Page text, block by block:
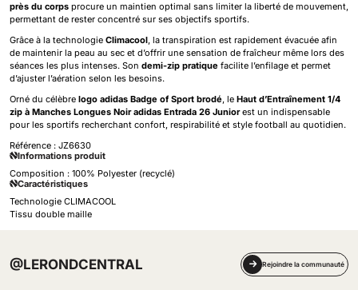
près du corps procure un maintien optimal sans limiter la liberté de mouvement,
permettant de rester concentré sur ses objectifs sportifs.
Grâce à la technologie Climacool, la transpiration est rapidement évacuée afin
de maintenir la peau au sec et d’offrir une sensation de fraîcheur même lors des
séances les plus intenses. Son demi-zip pratique facilite l’enfilage et permet
d’ajuster l’aération selon les besoins.
Orné du célèbre logo adidas Badge of Sport brodé, le Haut d’Entraînement 1/4
zip à Manches Longues Noir adidas Entrada 26 Juniorest un indispensable
pour les sportifs recherchant confort, respirabilité et style football au quotidien.
Référence : JZ6630
Informations produit
Composition : 100% Polyester (recyclé)
Caractéristiques
Technologie CLIMACOOL
Tissu double maille
@LERONDCENTRAL Rejoindre la communauté